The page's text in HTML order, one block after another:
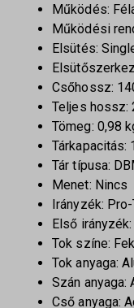
Működés:
Működési
Elsütés:
Csőhossz:
Teljes hossz:
Tömeg: 0,98
Tárkapacitás:
Tár típusa:
Menet: Nincs
Irányzék:
Első
Tok színe:
Tok anyaga:
Szán anyaga:
Cső anyaga: